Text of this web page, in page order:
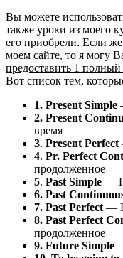
Вы можете
также уроки из моего
его приобрели. Если
моем сайте, то я могу
предоставить 1
Вот список тем,
1. Present Simple
2. Present
время
3. Present Perfect
4. Pr. Perfect
продолженное
5. Past Simple —
6. Past
7. Past Perfect—
8. Past Perfect
продолженное
9. Future Simple